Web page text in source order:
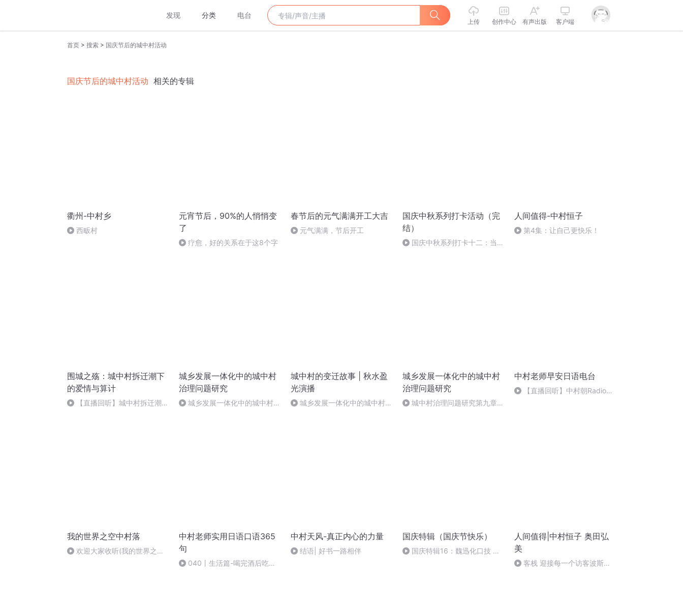
发现 分类 电台
上传 创作中心 有声出版 客户端
首页 > 搜索 > 国庆节后的城中村活动
国庆节后的城中村活动 相关的专辑
衢州-中村乡
西畈村
元宵节后，90%的人悄悄变
了
疗愈，好的关系在于这8个字
春节后的元气满满开工大吉
元气满满，节后开工
国庆中秋系列打卡活动（完
结）
国庆中秋系列打卡十二：当阳
人间值得-中村恒子
第4集：让自己更快乐！
围城之殇：城中村拆迁潮下
的爱情与算计
【直播回听】城中村拆迁潮下
城乡发展一体化中的城中村
治理问题研究
城乡发展一体化中的城中村治
城中村的变迁故事 | 秋水盈
光演播
城乡发展一体化中的城中村治
城乡发展一体化中的城中村
治理问题研究
城中村治理问题研究第九章
中村老师早安日语电台
【直播回听】中村朝Radio☀️
我的世界之空中村落
欢迎大家收听(我的世界之狂
中村老师实用日语口语365
句
040丨生活篇-喝完酒后吃什
中村天风-真正内心的力量
结语| 好书一路相伴
国庆特辑（国庆节快乐）
国庆特辑16：魏迅化口技 二
人间值得|中村恒子 奥田弘
美
客栈 迎接每一个访客波斯诗